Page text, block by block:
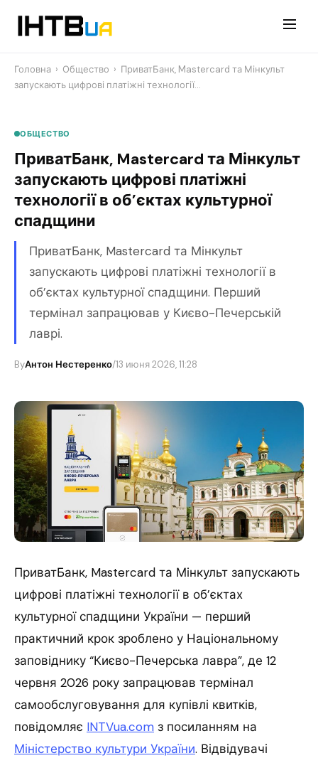
Головна › Общество › ПриватБанк, Mastercard та Мінкульт
запускають цифрові платіжні технології…
ОБЩЕСТВО
ПриватБанк, Mastercard та Мінкульт
запускають цифрові платіжні
технології в об’єктах культурної
спадщини
ПриватБанк, Mastercard та Мінкульт
запускають цифрові платіжні технології в
об’єктах культурної спадщини. Перший
термінал запрацював у Києво-Печерській
лаврі.
ByАнтон Нестеренко/13 июня 2026, 11:28
ПриватБанк, Mastercard та Мінкульт запускають
цифрові платіжні технології в об’єктах
культурної спадщини України — перший
практичний крок зроблено у Національному
заповіднику “Києво-Печерська лавра”, де 12
червня 2026 року запрацював термінал
самообслуговування для купівлі квитків,
повідомляє INTVua.com з посиланням на
Міністерство культури України. Відвідувачі